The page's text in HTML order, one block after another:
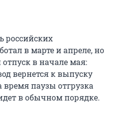
российских
в марте и апреле, но
в начале мая:
вернется к выпуску
паузы отгрузка
в обычном порядке.